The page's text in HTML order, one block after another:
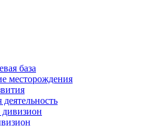
база
месторождения